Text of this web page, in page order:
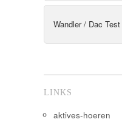
Wandler / Dac Test
LINKS
aktives-hoeren